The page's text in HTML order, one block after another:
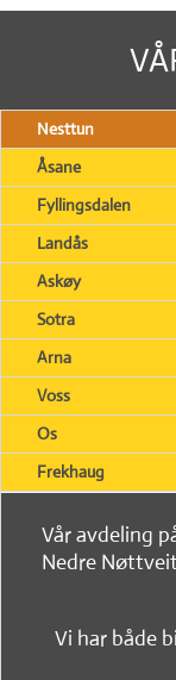
Nesttun
Åsane
Fyllingsdalen
Landås
Askøy
Sotra
Arna
Voss
Os
Frekhaug
Vår avdeling
Nedre
Vi har både